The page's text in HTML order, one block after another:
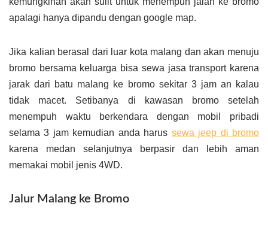
apalagi hanya dipandu dengan google map.
Jika kalian berasal dari luar kota malang dan akan menuju
bromo bersama keluarga bisa sewa jasa transport karena
jarak dari batu malang ke bromo sekitar 3 jam an kalau
tidak macet. Setibanya di kawasan bromo setelah
menempuh waktu berkendara dengan mobil pribadi
selama 3 jam kemudian anda harus sewa jeep di bromo
karena medan selanjutnya berpasir dan lebih aman
memakai mobil jenis 4WD.
Jalur Malang ke Bromo